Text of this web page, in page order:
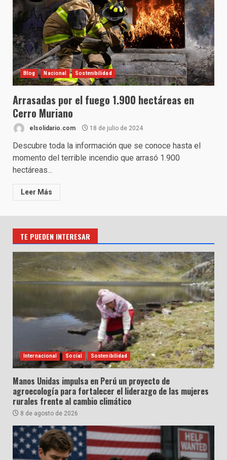
Blog Nacional Sostenibilidad
Arrasadas por el fuego 1.900 hectáreas en
Cerro Muriano
elsolidario.com 18 de julio de 2024
Descubre toda la información que se conoce hasta el
momento del terrible incendio que arrasó 1.900
hectáreas...
Leer Más
TE PUEDEN INTERESAR
Internacional Social Sostenibilidad
Manos Unidas impulsa en Perú un proyecto de
agroecología para fortalecer el liderazgo de las mujeres
rurales frente al cambio climático
8 de agosto de 2026